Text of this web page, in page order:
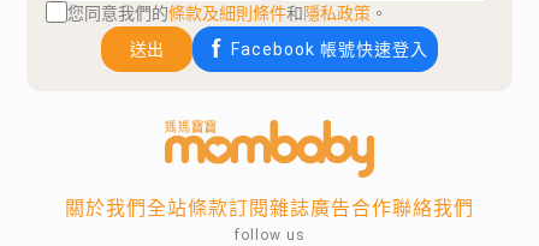
您同意我們的條款及細則條件和隱私政策 。
送出
Facebook 帳號快速登入
關於我們全站條款訂閱雜誌廣告合作聯絡我們
follow us